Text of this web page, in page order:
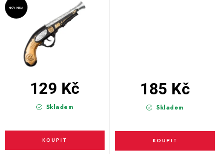
Skladem
129 Kč
Skladem
185 Kč